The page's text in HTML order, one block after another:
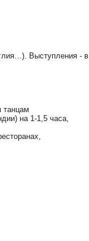
Выступления - в
танцам
на 1-1,5 часа,